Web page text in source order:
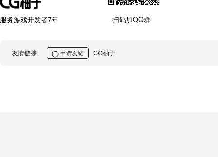
服务游戏开发者7年 扫码加QQ群
友情链接 申请友链 CG柚子